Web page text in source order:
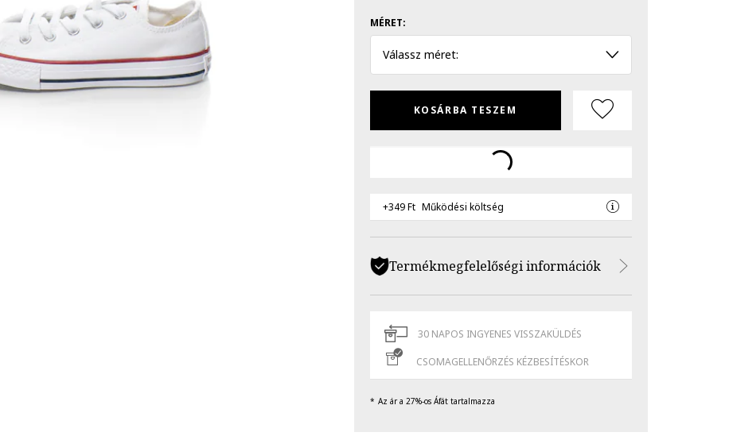
MÉRET:
Válassz méret:
KOSÁRBA TESZEM
+349 Ft Működési költség
Termékmegfelelőségi információk
30 NAPOS INGYENES VISSZAKÜLDÉS
CSOMAGELLENŐRZÉS KÉZBESÍTÉSKOR
Az ár a 27%-os Áfát tartalmazza